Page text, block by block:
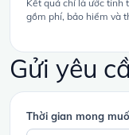
Kết quả chỉ là ước tính
gồm phí, bảo hiểm và
Gửi yêu
Thời gian mong